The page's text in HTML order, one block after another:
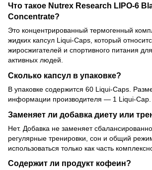
Что такое Nutrex Research LIPO-6
Concentrate?
Это концентрированный термогенный
жидких капсул Liqui-Caps, который
жиросжигателей и спортивного питания
активных людей.
Сколько капсул в упаковке?
В упаковке содержится 60 Liqui-Caps.
информации производителя — 1 Liqui-Cap.
Заменяет ли добавка диету или
Нет. Добавка не заменяет
регулярные тренировки, сон и общий
использоваться только как часть
Содержит ли продукт кофеин?